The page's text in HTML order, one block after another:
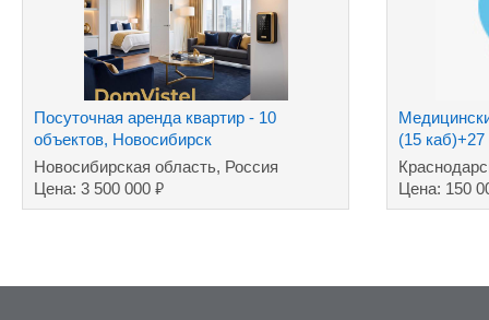
Посуточная аренда квартир - 10
объектов, Новосибирск
Новосибирская область, Россия
Цена: 3 500 000 ₽
(15 каб)+27
Цена: 150